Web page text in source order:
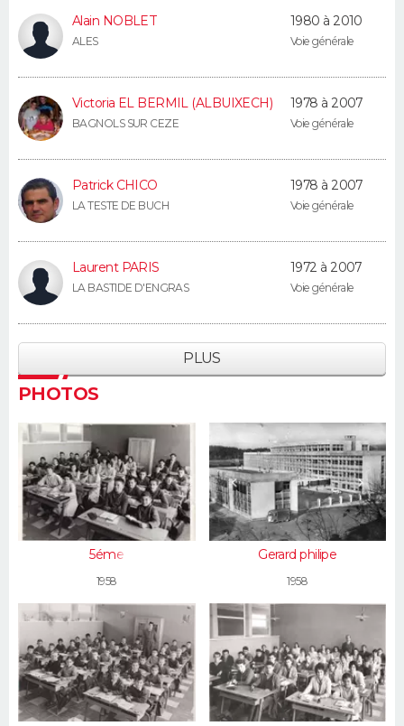
Alain NOBLET
ALES
1980 à 2010
Voie générale
Victoria EL BERMIL (ALBUIXECH)
BAGNOLS SUR CEZE
1978 à 2007
Voie générale
Patrick CHICO
LA TESTE DE BUCH
1978 à 2007
Voie générale
Laurent PARIS
LA BASTIDE D'ENGRAS
1972 à 2007
Voie générale
PLUS
PHOTOS
5éme
1958
Gerard philipe
1958